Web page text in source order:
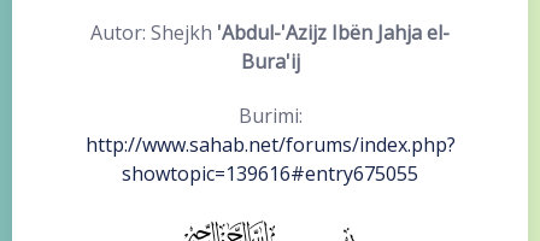
Autor: Shejkh 'Abdul-'Azijz Ibën Jahja el-
Bura'ij
Burimi:
http://www.sahab.net/forums/index.php?
showtopic=139616#entry675055